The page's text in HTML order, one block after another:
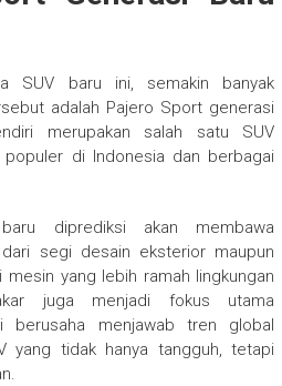
SUV baru ini, semakin banyak
adalah Pajero Sport generasi
merupakan salah satu SUV
di Indonesia dan berbagai
diprediksi akan membawa
segi desain eksterior maupun
yang lebih ramah lingkungan
juga menjadi fokus utama
berusaha menjawab tren global
yang tidak hanya tangguh, tetapi